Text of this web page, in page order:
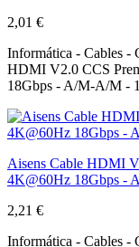
2,01 €
Informática - Cables -
HDMI V2.0 CCS
18Gbps - A/M-A/M -
Aisens Cable HDMI
4K@60Hz 18Gbps -
2,21 €
Informática - Cables -